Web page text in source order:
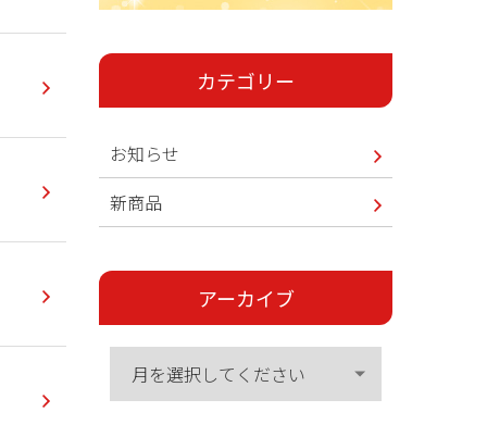
カテゴリー
お知らせ
新商品
アーカイブ